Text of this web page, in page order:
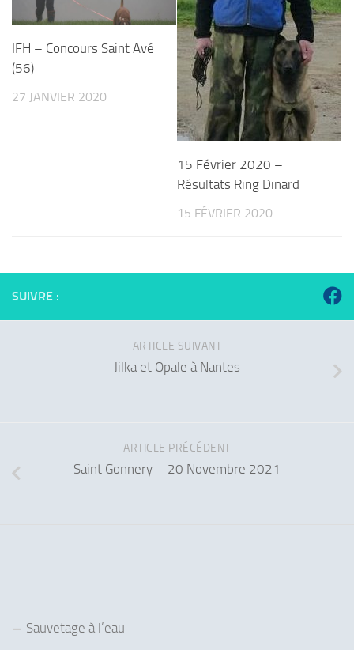
IFH – Concours Saint Avé
(56)​
27 JANVIER 2020
15 Février 2020 –
Résultats Ring Dinard
15 FÉVRIER 2020
SUIVRE :
ARTICLE SUIVANT
Jilka et Opale à Nantes
ARTICLE PRÉCÉDENT
Saint Gonnery – 20 Novembre 2021
Sauvetage à l’eau